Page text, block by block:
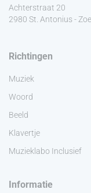
Achterstraat 20
2980 St. Antonius -
Richtingen
Muziek
Woord
Beeld
Klavertje
Muzieklabo Inclusief
Informatie